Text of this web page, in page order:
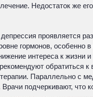
Недостаток же
проявляется
гормонов, особенно
интереса к жизни
обратиться к
Параллельно с
Врачи подчеркивают, что